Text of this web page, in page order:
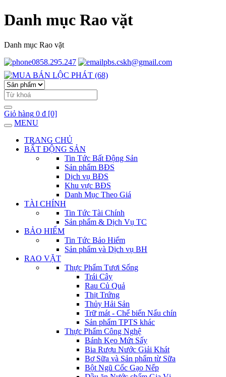
Danh mục Rao vặt
Danh mục Rao vặt
0858.295.247
pbs.cskh@gmail.com
Giỏ hàng 0 đ [0]
MENU
TRANG CHỦ
BẤT ĐỘNG SẢN
Tin Tức Bất Động Sản
Sản phẩm BĐS
Dịch vụ BĐS
Khu vực BĐS
Danh Mục Theo Giá
TÀI CHÍNH
Tin Tức Tài Chính
Sản phẩm & Dịch Vụ TC
BẢO HIỂM
Tin Tức Bảo Hiểm
Sản phẩm và Dịch vụ BH
RAO VẶT
Thực Phẩm Tươi Sống
Trái Cây
Rau Củ Quả
Thịt Trứng
Thủy Hải Sản
Trữ mát - Chế biến Nấu chín
Sản phẩm TPTS khác
Thực Phẩm Công Nghệ
Bánh Kẹo Mứt Sấy
Bia Rượu Nước Giải Khát
Bơ Sữa và Sản phẩm từ Sữa
Bột Ngũ Cốc Gạo Nếp